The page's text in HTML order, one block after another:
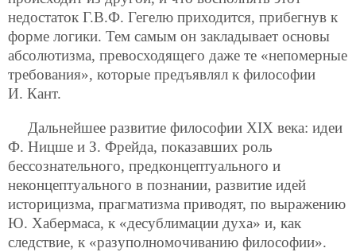
недостаток Г.В.Ф. Гегелю приходится, прибегнув к
форме логики. Тем самым он закладывает основы
абсолютизма, превосходящего даже те «непомерные
требования», которые предъявлял к философии
И. Кант.
Дальнейшее развитие философии XIX века: идеи
Ф. Ницше и З. Фрейда, показавших роль
бессознательного, предконцептуального и
неконцептуального в познании, развитие идей
историцизма, прагматизма приводят, по выражению
Ю. Хабермаса, к «десублимации духа» и, как
следствие, к «разуполномочиванию философии».